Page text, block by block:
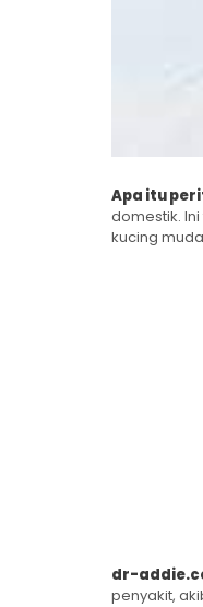
Apa itu
domestik.
kucing
dr-
penyakit,